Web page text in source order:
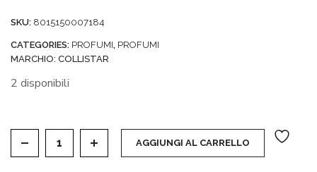
5
SKU: 8015150007184
CATEGORIES: PROFUMI, PROFUMI
MARCHIO: COLLISTAR
2 disponibili
BENESSERE FICO E GLICINE - BODY AND HAIR
AGGIUNGI AL CARRELLO